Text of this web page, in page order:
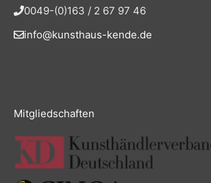
0049-(0)163 / 2 67 97 46
info@kunsthaus-kende.de
Mitgliedschaften